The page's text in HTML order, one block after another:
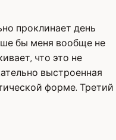
проклинает день
бы меня вообще не
что это не
выстроенная
форме. Третий